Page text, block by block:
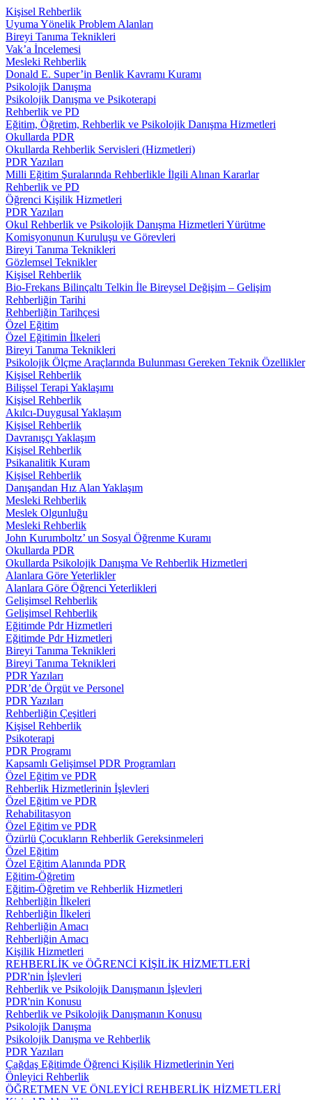
Kişisel Rehberlik
Uyuma Yönelik Problem Alanları
Bireyi Tanıma Teknikleri
Vak’a İncelemesi
Mesleki Rehberlik
Donald E. Super’in Benlik Kavramı Kuramı
Psikolojik Danışma
Psikolojik Danışma ve Psikoterapi
Rehberlik ve PD
Eğitim, Öğretim, Rehberlik ve Psikolojik Danışma Hizmetleri
Okullarda PDR
Okullarda Rehberlik Servisleri (Hizmetleri)
PDR Yazıları
Milli Eğitim Şuralarında Rehberlikle İlgili Alınan Kararlar
Rehberlik ve PD
Öğrenci Kişilik Hizmetleri
PDR Yazıları
Okul Rehberlik ve Psikolojik Danışma Hizmetleri Yürütme
Komisyonunun Kuruluşu ve Görevleri
Bireyi Tanıma Teknikleri
Gözlemsel Teknikler
Kişisel Rehberlik
Bio-Frekans Bilinçaltı Telkin İle Bireysel Değişim – Gelişim
Rehberliğin Tarihi
Rehberliğin Tarihçesi
Özel Eğitim
Özel Eğitimin İlkeleri
Bireyi Tanıma Teknikleri
Psikolojik Ölçme Araçlarında Bulunması Gereken Teknik Özellikler
Kişisel Rehberlik
Bilişsel Terapi Yaklaşımı
Kişisel Rehberlik
Akılcı-Duygusal Yaklaşım
Kişisel Rehberlik
Davranışçı Yaklaşım
Kişisel Rehberlik
Psikanalitik Kuram
Kişisel Rehberlik
Danışandan Hız Alan Yaklaşım
Mesleki Rehberlik
Meslek Olgunluğu
Mesleki Rehberlik
John Kurumboltz’ un Sosyal Öğrenme Kuramı
Okullarda PDR
Okullarda Psikolojik Danışma Ve Rehberlik Hizmetleri
Alanlara Göre Yeterlikler
Alanlara Göre Öğrenci Yeterlikleri
Gelişimsel Rehberlik
Gelişimsel Rehberlik
Eğitimde Pdr Hizmetleri
Eğitimde Pdr Hizmetleri
Bireyi Tanıma Teknikleri
Bireyi Tanıma Teknikleri
PDR Yazıları
PDR’de Örgüt ve Personel
PDR Yazıları
Rehberliğin Çeşitleri
Kişisel Rehberlik
Psikoterapi
PDR Programı
Kapsamlı Gelişimsel PDR Programları
Özel Eğitim ve PDR
Rehberlik Hizmetlerinin İşlevleri
Özel Eğitim ve PDR
Rehabilitasyon
Özel Eğitim ve PDR
Özürlü Çocukların Rehberlik Gereksinmeleri
Özel Eğitim
Özel Eğitim Alanında PDR
Eğitim-Öğretim
Eğitim-Öğretim ve Rehberlik Hizmetleri
Rehberliğin İlkeleri
Rehberliğin İlkeleri
Rehberliğin Amacı
Rehberliğin Amacı
Kişilik Hizmetleri
REHBERLİK ve ÖĞRENCİ KİŞİLİK HİZMETLERİ
PDR'nin İşlevleri
Rehberlik ve Psikolojik Danışmanın İşlevleri
PDR'nin Konusu
Rehberlik ve Psikolojik Danışmanın Konusu
Psikolojik Danışma
Psikolojik Danışma ve Rehberlik
PDR Yazıları
Çağdaş Eğitimde Öğrenci Kişilik Hizmetlerinin Yeri
Önleyici Rehberlik
ÖĞRETMEN VE ÖNLEYİCİ REHBERLİK HİZMETLERİ